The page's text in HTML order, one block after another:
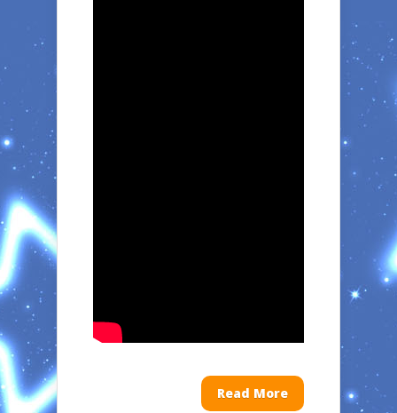
Read More